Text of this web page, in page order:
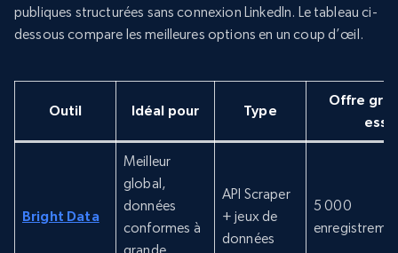
publiques structurées sans connexion LinkedIn. Le tableau ci-
dessous compare les meilleures options en un coup d’œil.
Outil Idéal pour Type
Offre
Bright Data
Meilleur
global,
données
conformes à
API Scraper
+ jeux de
données
5 000